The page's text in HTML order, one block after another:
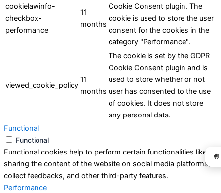
cookielawinfo-
checkbox-
performance
11
months
Cookie Consent plugin. The
cookie is used to store the user
consent for the cookies in the
category "Performance".
viewed_cookie_policy
11
months
The cookie is set by the GDPR
Cookie Consent plugin and is
used to store whether or not
user has consented to the use
of cookies. It does not store
any personal data.
Functional
Functional
Functional cookies help to perform certain functionalities like
sharing the content of the website on social media platforms,
collect feedbacks, and other third-party features.
Performance